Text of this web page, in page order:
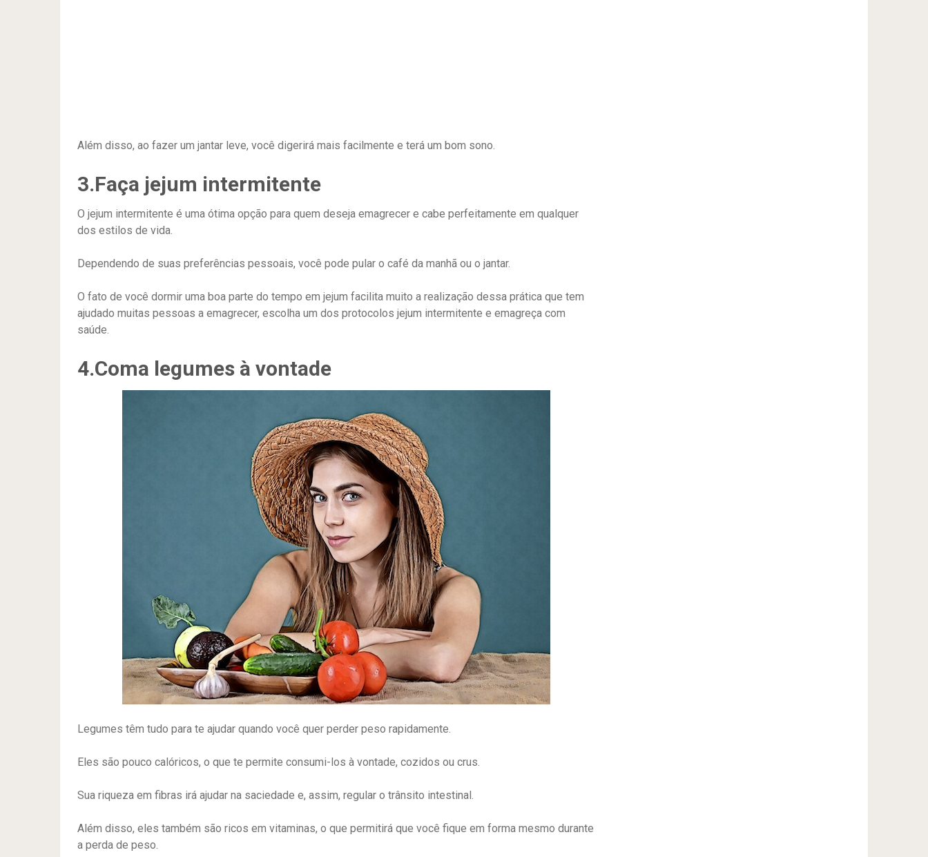
Além disso, ao fazer um jantar leve, você digerirá mais facilmente e terá um bom sono.
3.Faça jejum intermitente
O jejum intermitente é uma ótima opção para quem deseja emagrecer e cabe perfeitamente em qualquer
dos estilos de vida.
Dependendo de suas preferências pessoais, você pode pular o café da manhã ou o jantar.
O fato de você dormir uma boa parte do tempo em jejum facilita muito a realização dessa prática que tem
ajudado muitas pessoas a emagrecer, escolha um dos protocolos jejum intermitente e emagreça com
saúde.
4.Coma legumes à vontade
Legumes têm tudo para te ajudar quando você quer perder peso rapidamente.
Eles são pouco calóricos, o que te permite consumi-los à vontade, cozidos ou crus.
Sua riqueza em fibras irá ajudar na saciedade e, assim, regular o trânsito intestinal.
Além disso, eles também são ricos em vitaminas, o que permitirá que você fique em forma mesmo durante
a perda de peso.